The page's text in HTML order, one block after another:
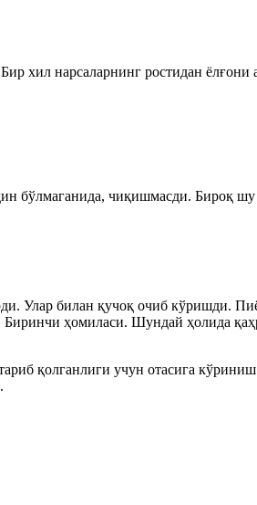
хил нарсаларнинг ростидан
чиқишмасди. Бироқ шу
Улар билан қучоқ очиб кўришди.
ҳомиласи. Шундай ҳолида
қолганлиги учун отасига